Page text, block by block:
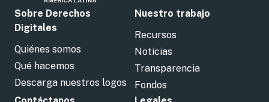
Sobre Derechos
Digitales
Quiénes somos
Qué hacemos
Descarga nuestros logos
Nuestro trabajo
Recursos
Noticias
Transparencia
Fondos